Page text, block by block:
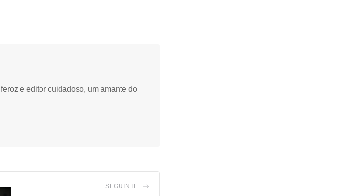
e editor cuidadoso, um amante do
SEGUINTE